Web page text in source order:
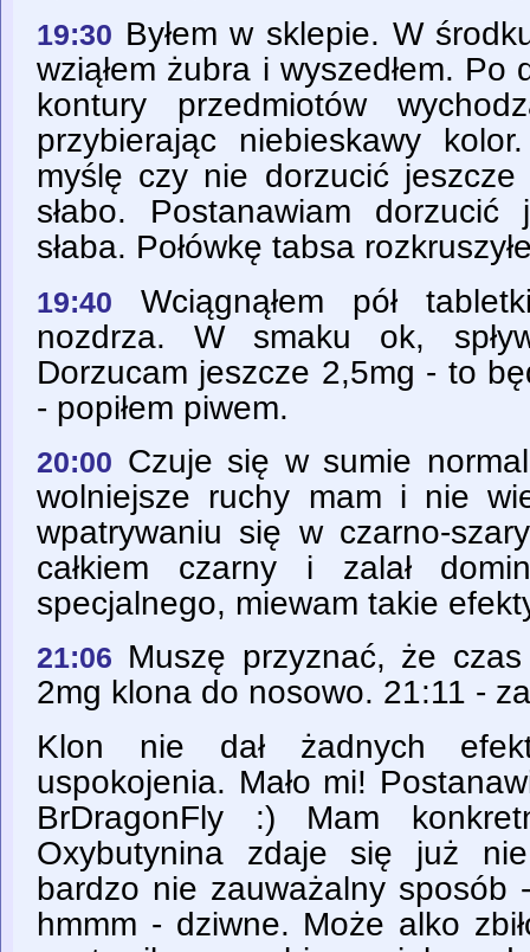
19:30 Byłem w sklepie. W
wziąłem żubra i wyszedłem. Po
kontury przedmiotów
przybierając niebieskawy
myślę czy nie dorzucić
słabo. Postanawiam
słaba. Połówkę tabsa
19:40 Wciągnąłem pół
nozdrza. W smaku ok,
Dorzucam jeszcze 2,5mg - to
- popiłem piwem.
20:00 Czuje się w sumie
wolniejsze ruchy mam i nie
wpatrywaniu się w czarno-
całkiem czarny i zalał
specjalnego, miewam takie
21:06 Muszę przyznać, że
2mg klona do nosowo. 21:11 -
Klon nie dał żadnych
uspokojenia. Mało mi!
BrDragonFly :) Mam
Oxybutynina zdaje się już nie
bardzo nie zauważalny
hmmm - dziwne. Może alko